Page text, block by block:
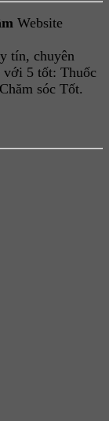
Website
tín, chuyên
với 5 tốt: Thuốc
sóc Tốt.